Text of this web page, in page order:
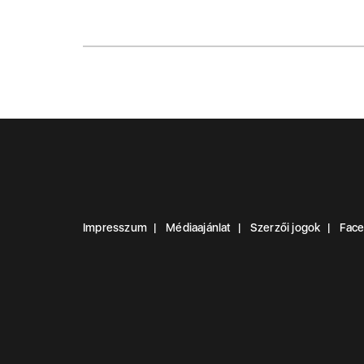
Impresszum Médiaajánlat Szerzői jogok